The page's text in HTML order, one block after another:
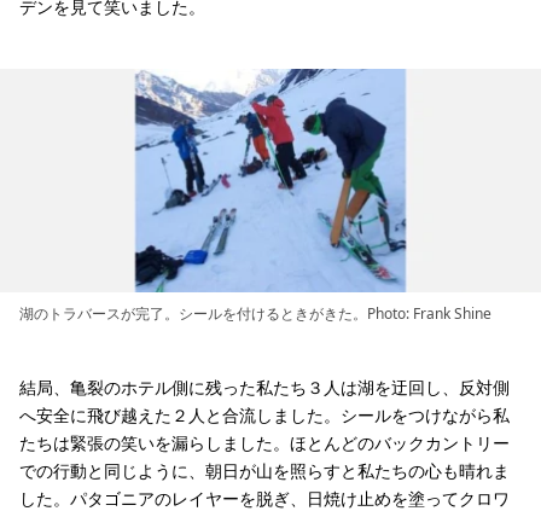
デンを見て笑いました。
湖のトラバースが完了。シールを付けるときがきた。Photo: Frank Shine
結局、亀裂のホテル側に残った私たち３人は湖を迂回し、反対側
へ安全に飛び越えた２人と合流しました。シールをつけながら私
たちは緊張の笑いを漏らしました。ほとんどのバックカントリー
での行動と同じように、朝日が山を照らすと私たちの心も晴れま
した。パタゴニアのレイヤーを脱ぎ、日焼け止めを塗ってクロワ